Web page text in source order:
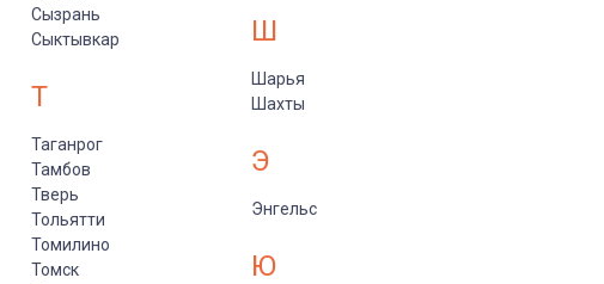
Сызрань
Сыктывкар
Т
Таганрог
Тамбов
Тверь
Тольятти
Томилино
Томск
Ш
Шарья
Шахты
Э
Энгельс
Ю